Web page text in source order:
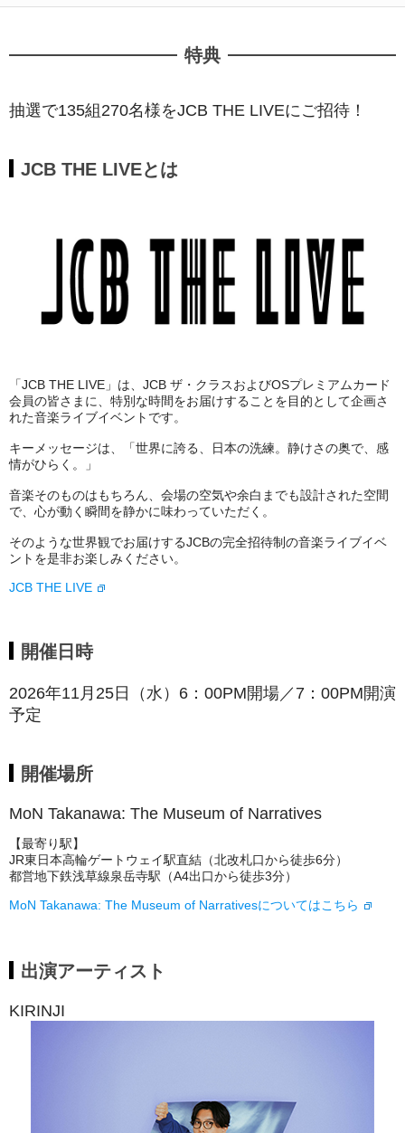
特典
抽選で135組270名様をJCB THE LIVEにご招待！
JCB THE LIVEとは
「JCB THE LIVE」は、JCB ザ・クラスおよびOSプレミアムカード
会員の皆さまに、特別な時間をお届けすることを目的として企画さ
れた音楽ライブイベントです。
キーメッセージは、「世界に誇る、日本の洗練。静けさの奥で、感
情がひらく。」
音楽そのものはもちろん、会場の空気や余白までも設計された空間
で、心が動く瞬間を静かに味わっていただく。
そのような世界観でお届けするJCBの完全招待制の音楽ライブイベ
ントを是非お楽しみください。
JCB THE LIVE
開催日時
2026年11月25日（水）6：00PM開場／7：00PM開演
予定
開催場所
MoN Takanawa: The Museum of Narratives
【最寄り駅】
JR東日本高輪ゲートウェイ駅直結（北改札口から徒歩6分）
都営地下鉄浅草線泉岳寺駅（A4出口から徒歩3分）
MoN Takanawa: The Museum of Narrativesについてはこちら
出演アーティスト
KIRINJI